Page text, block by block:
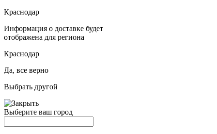
Краснодар
Информация о доставке будет
отображена для региона
Краснодар
Да, все верно
Выбрать другой
Выберите ваш город